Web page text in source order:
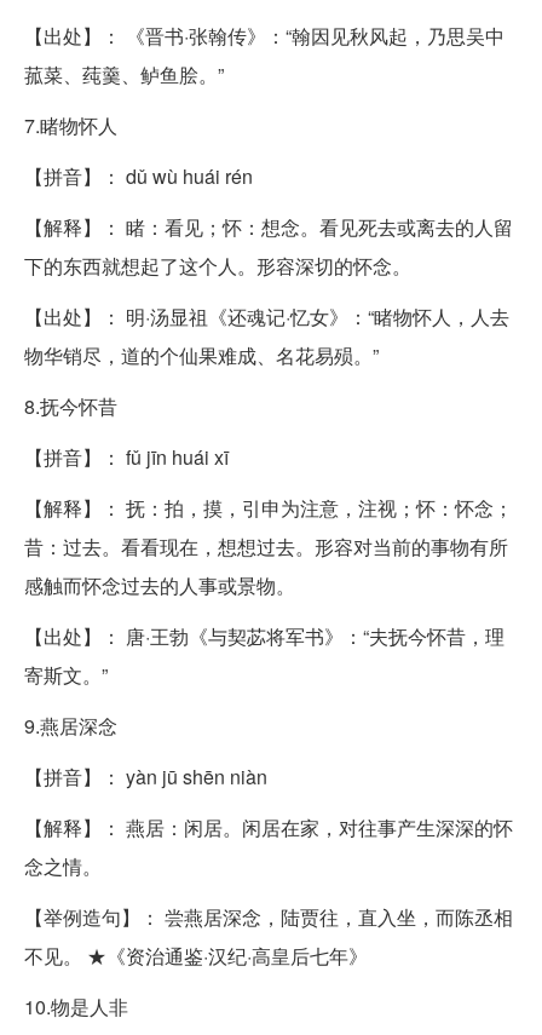
【出处】： 《晋书·张翰传》：“翰因见秋风起，乃思吴中
菰菜、莼羹、鲈鱼脍。”
7.睹物怀人
【拼音】： dǔ wù huái rén
【解释】： 睹：看见；怀：想念。看见死去或离去的人留
下的东西就想起了这个人。形容深切的怀念。
【出处】： 明·汤显祖《还魂记·忆女》：“睹物怀人，人去
物华销尽，道的个仙果难成、名花易殒。”
8.抚今怀昔
【拼音】： fǔ jīn huái xī
【解释】： 抚：拍，摸，引申为注意，注视；怀：怀念；
昔：过去。看看现在，想想过去。形容对当前的事物有所
感触而怀念过去的人事或景物。
【出处】： 唐·王勃《与契苾将军书》：“夫抚今怀昔，理
寄斯文。”
9.燕居深念
【拼音】： yàn jū shēn niàn
【解释】： 燕居：闲居。闲居在家，对往事产生深深的怀
念之情。
【举例造句】： 尝燕居深念，陆贾往，直入坐，而陈丞相
不见。 ★《资治通鉴·汉纪·高皇后七年》
10.物是人非